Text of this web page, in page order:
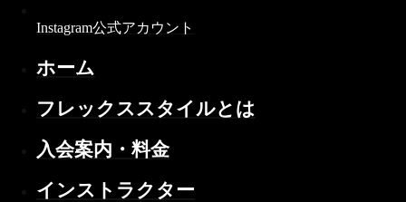
Instagram公式アカウント
ホーム
フレックススタイルとは
入会案内・料金
インストラクター